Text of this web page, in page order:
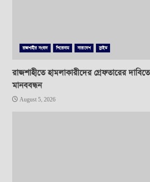
রাজশাহীর সংবাদ শিরোনাম সারাদেশ স্লাইড
রাজশাহীতে হামলাকারীদের গ্রেফতারের
মানববন্ধন
August 5, 2026